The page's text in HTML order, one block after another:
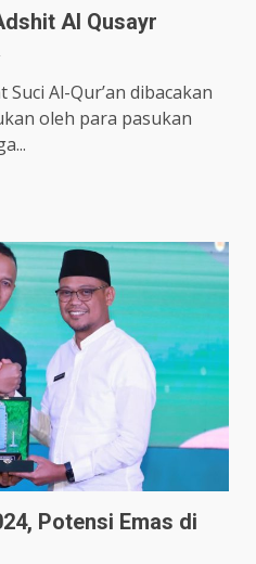
Al Qusayr
Al-Qur’an dibacakan
oleh para pasukan
Potensi Emas di